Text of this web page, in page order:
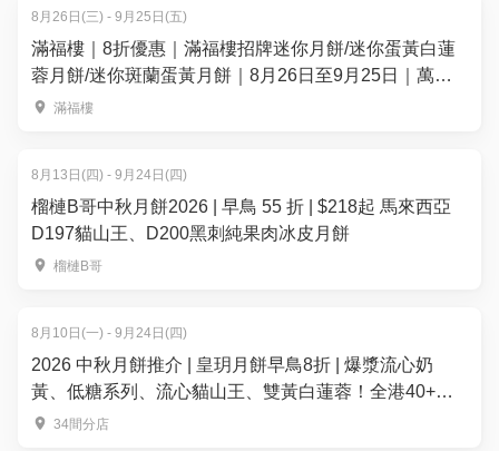
8月26日(三) - 9月25日(五)
滿福樓｜8折優惠｜滿福樓招牌迷你月餅/迷你蛋黃白蓮
蓉月餅/迷你斑蘭蛋黃月餅｜8月26日至9月25日｜萬麗
海景酒店滿福樓
滿福樓
8月13日(四) - 9月24日(四)
榴槤B哥中秋月餅2026 | 早鳥 55 折 | $218起 馬來西亞
D197貓山王、D200黑刺純果肉冰皮月餅
榴槤B哥
8月10日(一) - 9月24日(四)
2026 中秋月餅推介 | 皇玥月餅早鳥8折 | 爆漿流心奶
黃、低糖系列、流心貓山王、雙黃白蓮蓉！全港40+換
領點34間分店